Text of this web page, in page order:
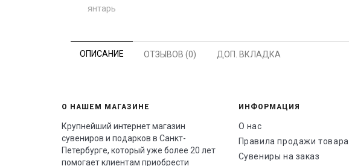
ОПИСАНИЕ ОТЗЫВОВ (0) ДОП. ВКЛАДКА
О НАШЕМ МАГАЗИНЕ
Крупнейший интернет магазин
сувениров и подарков в Санкт-
Петербурге, который уже более 20 лет
помогает клиентам приобрести
ИНФОРМАЦИЯ
О нас
Правила продажи товара
Сувениры на заказ